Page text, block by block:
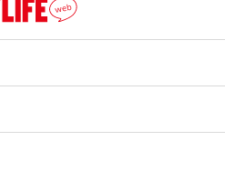
いです。無理に楽しまなきゃ
いように一緒の時間を過ごし
くれる研究員が、好きな場所
か幸せって思って生きてくれ
BiSがなれたらそんなうれしい